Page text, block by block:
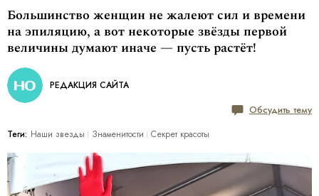
Большинство женщин не жалеют сил и времени
на эпиляцию, а вот некоторые звёзды первой
величины думают иначе — пусть растёт!
РЕДАКЦИЯ САЙТА
Обсудить тему
Теги: Наши звезды Знаменитости Секрет красоты